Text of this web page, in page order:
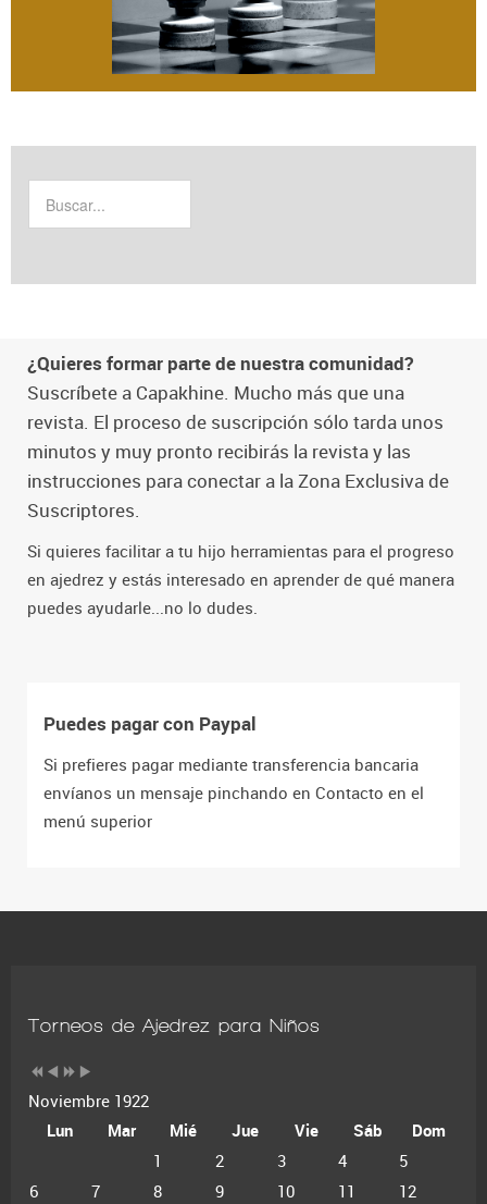
¿Quieres formar parte de nuestra comunidad?
Suscríbete a Capakhine. Mucho más que una
revista. El proceso de suscripción sólo tarda unos
minutos y muy pronto recibirás la revista y las
instrucciones para conectar a la Zona Exclusiva de
Suscriptores.
Si quieres facilitar a tu hijo herramientas para el progreso
en ajedrez y estás interesado en aprender de qué manera
puedes ayudarle...no lo dudes.
Puedes pagar con Paypal
Si prefieres pagar mediante transferencia bancaria
envíanos un mensaje pinchando en Contacto en el
menú superior
Torneos de Ajedrez para Niños
Noviembre 1922
Lun
Mar Mié Jue Vie Sáb
Dom
1
2 3 4
5
6
7 8 9 10 11
12